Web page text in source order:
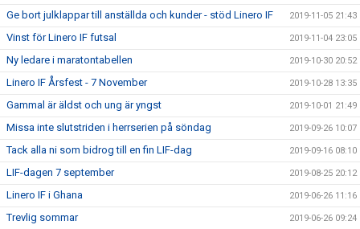
Ge bort julklappar till anställda och kunder - stöd Linero IF 2019-11-05 21:43
Vinst för Linero IF futsal 2019-11-04 23:05
Ny ledare i maratontabellen 2019-10-30 20:52
Linero IF Årsfest - 7 November 2019-10-28 13:35
Gammal är äldst och ung är yngst 2019-10-01 21:49
Missa inte slutstriden i herrserien på söndag 2019-09-26 10:07
Tack alla ni som bidrog till en fin LIF-dag 2019-09-16 08:10
LIF-dagen 7 september 2019-08-25 20:12
Linero IF i Ghana 2019-06-26 11:16
Trevlig sommar 2019-06-26 09:24